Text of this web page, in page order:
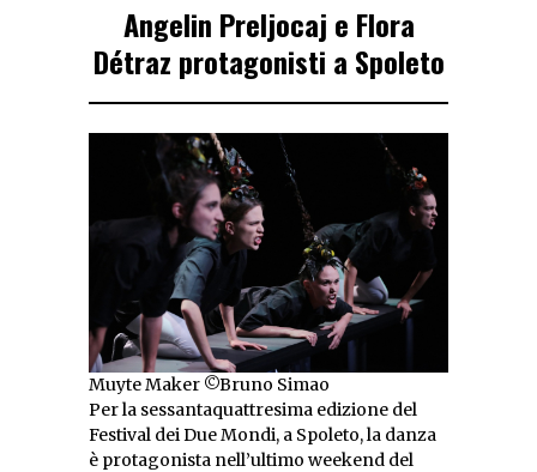
Angelin Preljocaj e Flora
Détraz protagonisti a Spoleto
Muyte Maker ©Bruno Simao
Per la sessantaquattresima edizione del
Festival dei Due Mondi, a Spoleto, la danza
è protagonista nell’ultimo weekend del